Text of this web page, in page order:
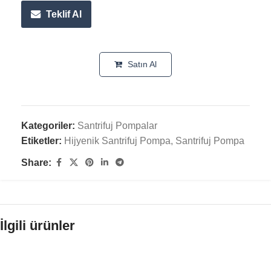
Teklif Al
Satın Al
Kategoriler: Santrifuj Pompalar
Etiketler: Hijyenik Santrifuj Pompa, Santrifuj Pompa
Share:
İlgili ürünler